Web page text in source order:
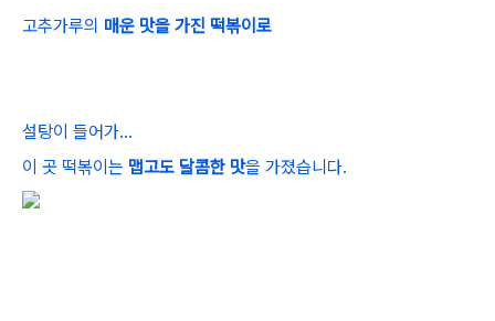
고추가루의 매운 맛을 가진 떡볶이로
설탕이 들어가...
이 곳 떡볶이는 맵고도 달콤한 맛을 가졌습니다.